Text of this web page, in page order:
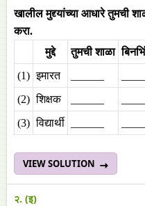
खालील मुद्द्यांच्या आधारे तुमची
करा.
मुद्दे
तुमची शाळा
(1) इमारत
(2) शिक्षक
(3) विद्यार्थी
VIEW SOLUTION
२. (इ)